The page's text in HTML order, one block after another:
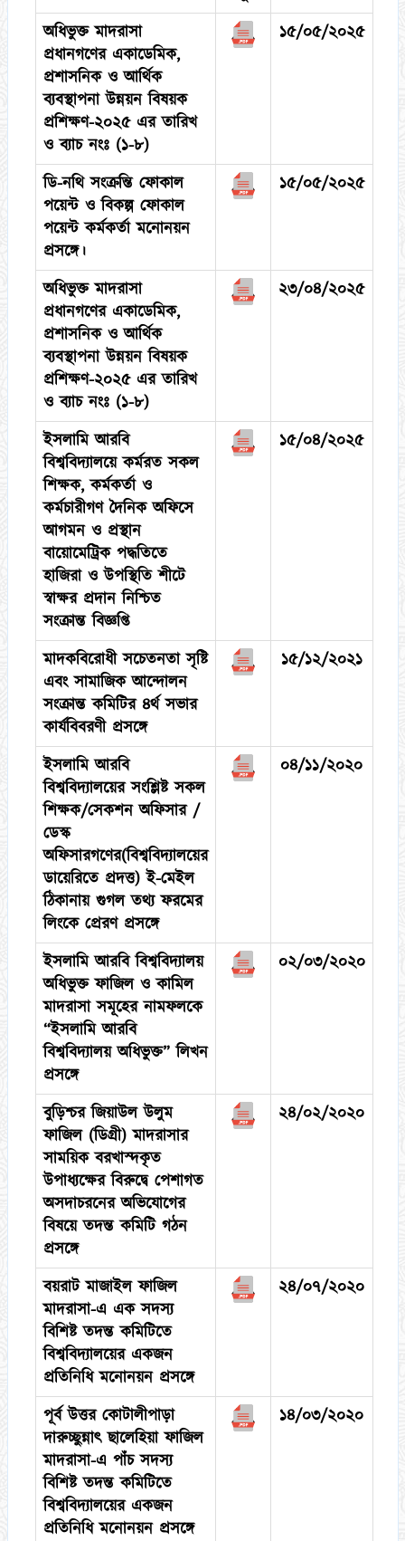
অধিভুক্ত মাদরাসা
প্রধানগণের একাডেমিক,
প্রশাসনিক ও আর্থিক
ব্যবস্থাপনা উন্নয়ন বিষয়ক
প্রশিক্ষণ-২০২৫ এর তারিখ
ও ব্যাচ নংঃ (১-৮)
১৫/০৫/২০২৫
ডি-নথি সংক্রন্তি ফোকাল
পয়েন্ট ও বিকল্প ফোকাল
পয়েন্ট কর্মকর্তা মনোনয়ন
প্রসঙ্গে।
১৫/০৫/২০২৫
অধিভুক্ত মাদরাসা
প্রধানগণের একাডেমিক,
প্রশাসনিক ও আর্থিক
ব্যবস্থাপনা উন্নয়ন বিষয়ক
প্রশিক্ষণ-২০২৫ এর তারিখ
ও ব্যাচ নংঃ (১-৮)
২৩/০৪/২০২৫
ইসলামি আরবি
বিশ্ববিদ্যালয়ে কর্মরত সকল
শিক্ষক, কর্মকর্তা ও
কর্মচারীগণ দৈনিক অফিসে
আগমন ও প্রস্থান
বায়োমেট্রিক পদ্ধতিতে
হাজিরা ও উপস্থিতি শীটে
স্বাক্ষর প্রদান নিশ্চিত
সংক্রান্ত বিজ্ঞপ্তি
১৫/০৪/২০২৫
মাদকবিরোধী সচেতনতা সৃষ্টি
এবং সামাজিক আন্দোলন
সংক্রান্ত কমিটির ৪র্থ সভার
কার্যবিবরণী প্রসঙ্গে
১৫/১২/২০২১
ইসলামি আরবি
বিশ্ববিদ্যালয়ের সংশ্লিষ্ট সকল
শিক্ষক/সেকশন অফিসার /
ডেস্ক
অফিসারগণের(বিশ্ববিদ্যালয়ের
ডায়েরিতে প্রদত্ত) ই-মেইল
ঠিকানায় গুগল তথ্য ফরমের
লিংকে প্রেরণ প্রসঙ্গে
০৪/১১/২০২০
ইসলামি আরবি বিশ্ববিদ্যালয়
অধিভুক্ত ফাজিল ও কামিল
মাদরাসা সমূহের নামফলকে
“ইসলামি আরবি
বিশ্ববিদ্যালয় অধিভুক্ত” লিখন
প্রসঙ্গে
০২/০৩/২০২০
বুড়িশ্চর জিয়াউল উলুম
ফাজিল (ডিগ্রী) মাদরাসার
সাময়িক বরখাস্দকৃত
উপাধ্যক্ষের বিরুদ্বে পেশাগত
অসদাচরনের অভিযোগের
বিষয়ে তদন্ত কমিটি গঠন
প্রসঙ্গে
২৪/০২/২০২০
বয়রাট মাজাইল ফাজিল
মাদরাসা-এ এক সদস্য
বিশিষ্ট তদন্ত কমিটিতে
বিশ্ববিদ্যালয়ের একজন
প্রতিনিধি মনোনয়ন প্রসঙ্গে
২৪/০৭/২০২০
পূর্ব উত্তর কোটালীপাড়া
দারুচ্ছুন্নাৎ ছালেহিয়া ফাজিল
মাদরাসা-এ পাঁচ সদস্য
বিশিষ্ট তদন্ত কমিটিতে
বিশ্ববিদ্যালয়ের একজন
প্রতিনিধি মনোনয়ন প্রসঙ্গে
১৪/০৩/২০২০